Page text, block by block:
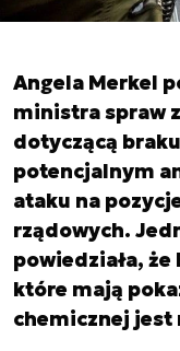
Angela Merkel
ministra spraw
dotyczącą
potencjalnym
ataku na
rządowych.
powiedziała,
które mają
chemicznej jest